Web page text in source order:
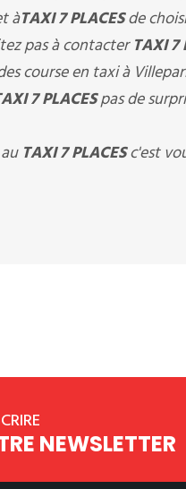
àTAXI 7 PLACESde
pas à contacterTAXI 7
course en taxi à
7 PLACESpas de
TAXI 7 PLACESc'est
NEWSLETTER